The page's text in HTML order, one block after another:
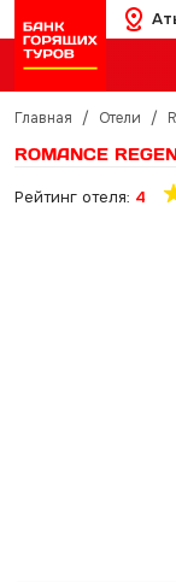
Главная / Отели /
ROMANCE
Рейтинг отеля: 4